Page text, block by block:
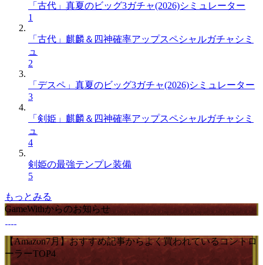
「古代」真夏のビッグ3ガチャ(2026)シミュレーター
1
「古代」麒麟＆四神確率アップスペシャルガチャシミ
ュ
2
「デスペ」真夏のビッグ3ガチャ(2026)シミュレーター
3
「剣姫」麒麟＆四神確率アップスペシャルガチャシミ
ュ
4
剣姫の最強テンプレ装備
5
もっとみる
GameWithからのお知らせ
【Amazon7月】おすすめ記事からよく買われているコントロ
ーラーTOP4